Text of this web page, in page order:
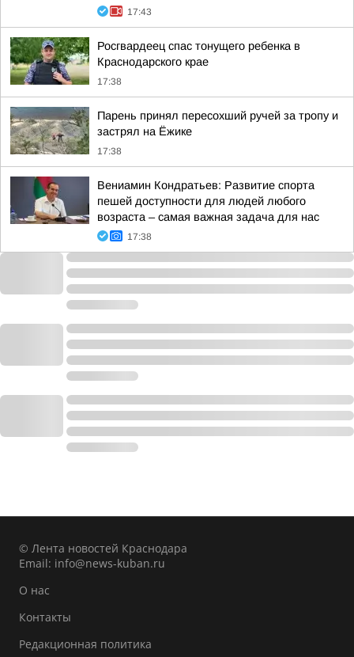
17:43
Росгвардеец спас тонущего ребенка в
Краснодарского крае
17:38
Парень принял пересохший ручей за тропу и
застрял на Ёжике
17:38
Вениамин Кондратьев: Развитие спорта
пешей доступности для людей любого
возраста – самая важная задача для нас
17:38
© Лента новостей Краснодара
Email: info@news-kuban.ru
О нас
Контакты
Редакционная политика